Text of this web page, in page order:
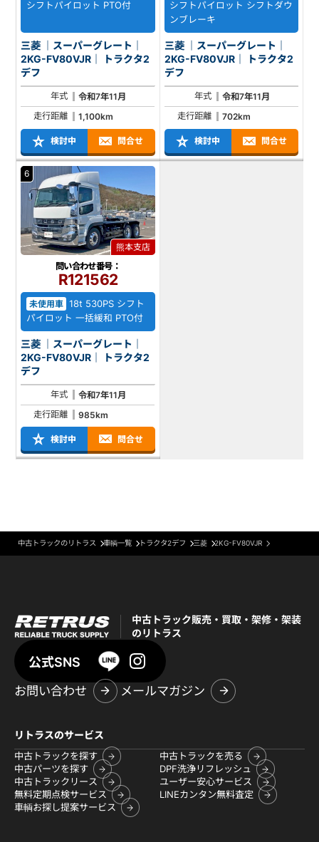
シフトパイロット PTO付
三菱 ｜スーパーグレート｜
2KG-FV80VJR｜ トラクタ2
デフ
年式
令和7年11月
走行距離
1,100km
検討中 問合せ
シフトパイロット シフトダウ
ンブレーキ
三菱 ｜スーパーグレート｜
2KG-FV80VJR｜ トラクタ2
デフ
年式
令和7年11月
走行距離
702km
検討中 問合せ
6
熊本支店
問い合わせ番号：
R121562
未使用車 18t 530PS シフト
パイロット 一括緩和 PTO付
三菱 ｜スーパーグレート｜
2KG-FV80VJR｜ トラクタ2
デフ
年式
令和7年11月
走行距離
985km
検討中 問合せ
中古トラックのリトラス 車輌一覧 トラクタ2デフ 三菱 2KG-FV80VJR
中古トラック販売・買取・架修・架装
のリトラス
公式SNS
お問い合わせ
メールマガジン
リトラスのサービス
中古トラックを探す
中古トラックを売る
中古パーツを探す
DPF洗浄リフレッシュ
中古トラックリース
ユーザー安心サービス
無料定期点検サービス
LINEカンタン無料査定
車輌お探し提案サービス